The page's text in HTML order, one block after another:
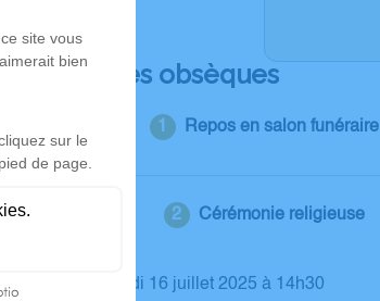
Déroulé des obsèques
Repos en salon funéraire
Cérémonie religieuse
Le mercredi 16 juillet 2025 à 14h30